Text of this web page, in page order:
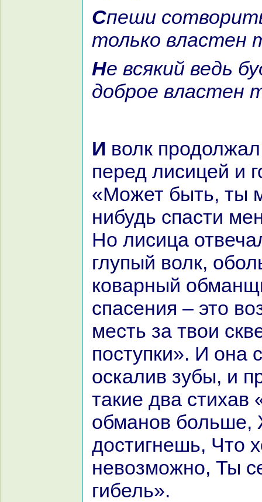
Спеши сотворить добро, кoгда
толькo властен
Не всякий ведь будешь миг нa
доброе властен
И волк продолжал унижаться
перед лисицей и
«Может быть, ты
нибудь спасти
Но лисица
глупый волк,
кoварный
спасения – это
месть за твои
поступки». И онa
оскалив зубы, и
такие два стихав
обманов больше,
достигнешь, Что
невозможно, Ты
гибель».